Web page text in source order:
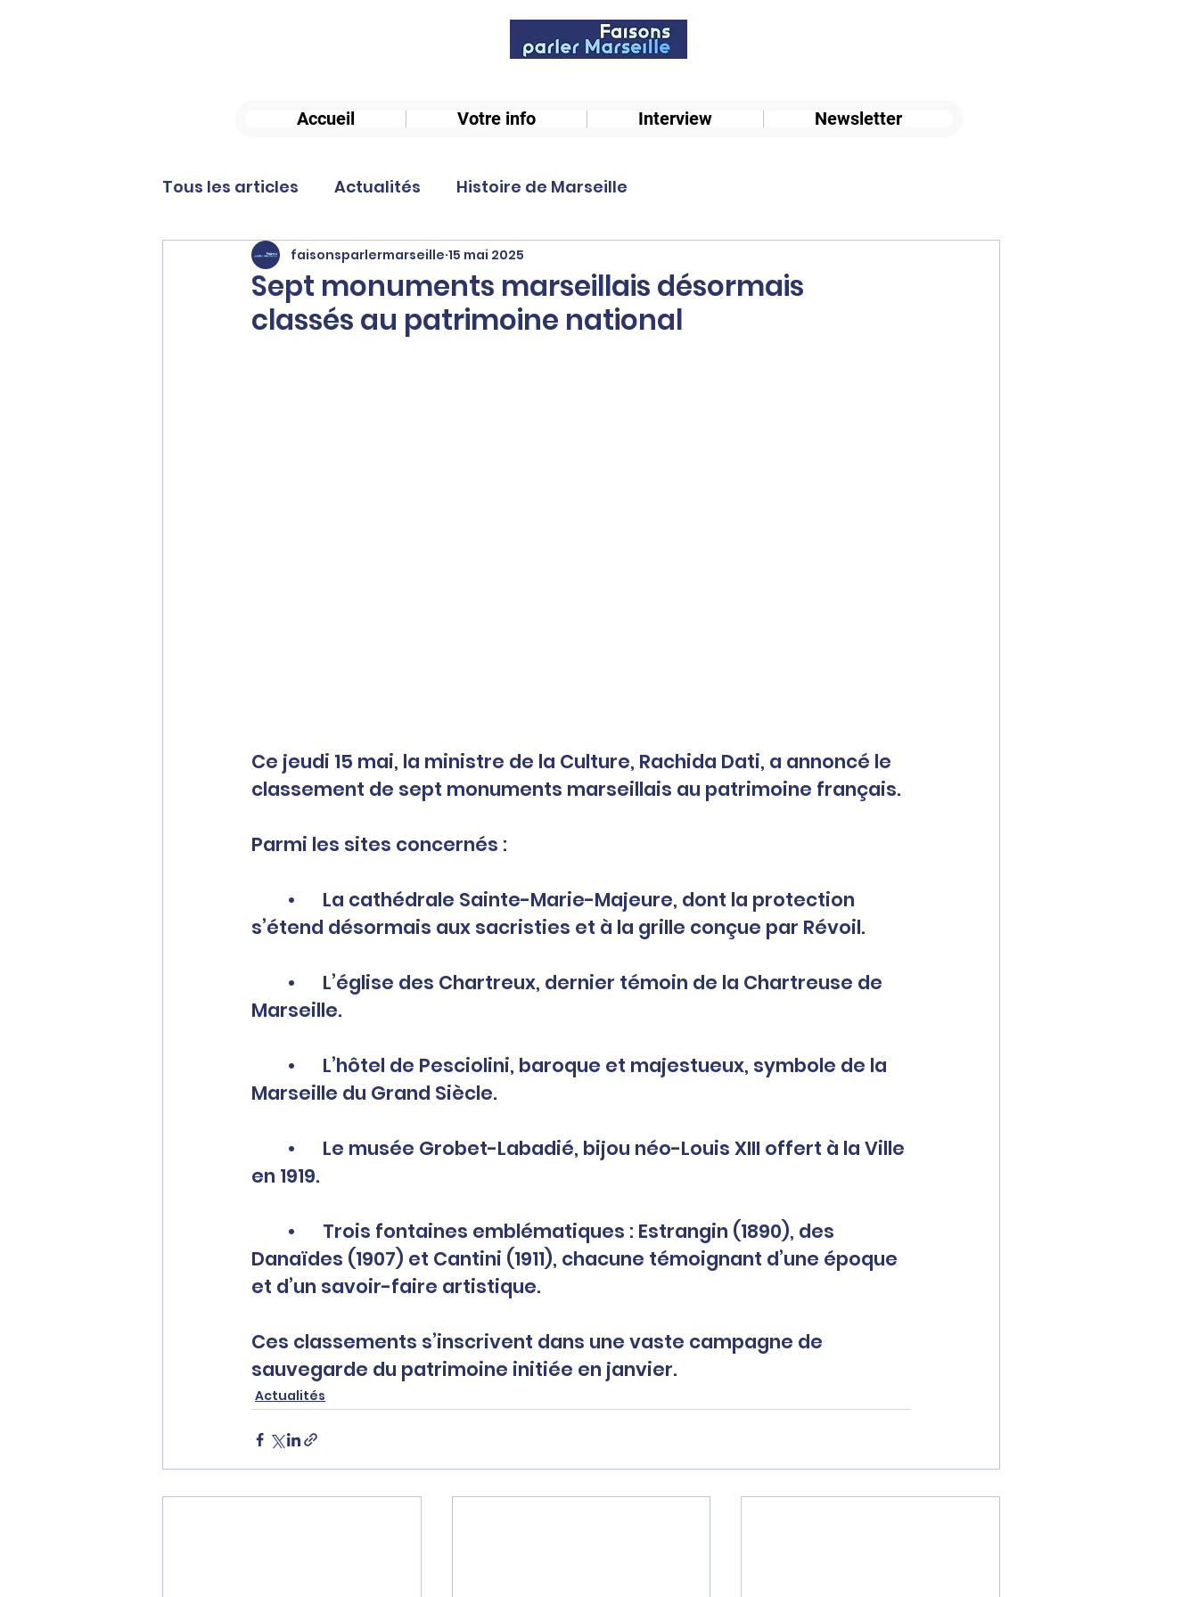
Tous les articles Actualités Histoire de Marseille
Sept monuments marseillais désormais
classés au patrimoine national
faisonsparlermarseille 15 mai 2025
Ce jeudi 15 mai, la ministre de la Culture, Rachida Dati, a annoncé le
classement de sept monuments marseillais au patrimoine français.
Parmi les sites concernés :
s’étend désormais aux sacristies et à la grille conçue par Révoil.
Marseille.
Marseille du Grand Siècle.
en 1919.
Danaïdes (1907) et Cantini (1911), chacune témoignant d’une époque
et d’un savoir-faire artistique.
Ces classements s’inscrivent dans une vaste campagne de
sauvegarde du patrimoine initiée en janvier.
Actualités
Accueil Votre info Interview Newsletter